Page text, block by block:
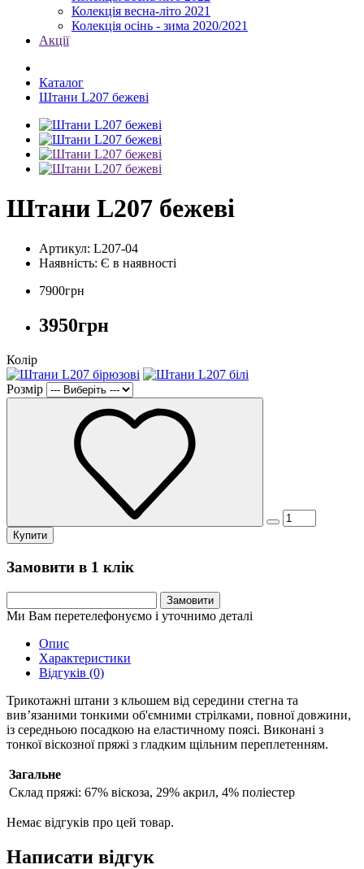
Колекція весна-літо 2021
Колекція осінь - зима 2020/2021
Акції
Каталог
Штани L207 бежеві
Штани L207 бежеві
Артикул: L207-04
Наявність: Є в наявності
7900грн
3950грн
Колір
Розмір
Купити
Замовити в 1 клік
Замовити
Ми Вам перетелефонуємо і уточнимо деталі
Опис
Характеристики
Відгуків (0)
Трикотажні штани з кльошем від середини стегна та
вив’язаними тонкими об'ємними стрілками, повної довжини,
із середньою посадкою на еластичному поясі. Виконані з
тонкої віскозної пряжі з гладким щільним переплетенням.
Загальне
Склад пряжі: 67% віскоза, 29% акрил, 4% поліестер
Немає відгуків про цей товар.
Написати відгук